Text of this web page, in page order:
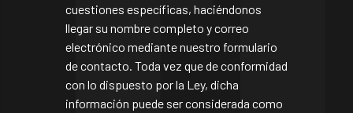
cuestiones específicas, haciéndonos
llegar su nombre completo y correo
electrónico mediante nuestro formulario
de contacto. Toda vez que de conformidad
con lo dispuesto por la Ley, dicha
información puede ser considerada como